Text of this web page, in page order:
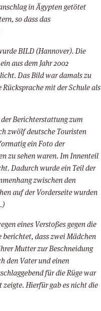
in Ägypten getötet
so dass das
BILD (Hannover). Die
aus dem Jahr 2002
Das Bild war damals zu
mit der Schule als
Berichterstattung zum
zwölf deutsche Touristen
ein Foto der
zu sehen waren. Im Innenteil
Dadurch wurde ein Teil der
zwischen den
auf der Vorderseite wurden
eines Verstoßes gegen die
berichtet, dass zwei Mädchen
Mutter zur Beschneidung
den Vater und einen
für die Rüge war
zeigte. Hierfür gab es nicht die